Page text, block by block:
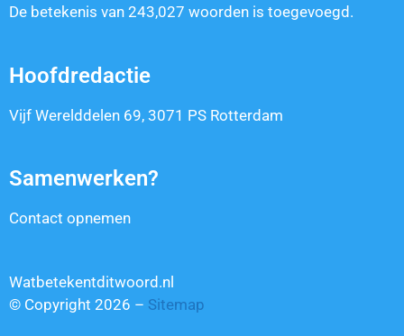
De betekenis van 243,027 woorden is toegevoegd.
Hoofdredactie
Vijf Werelddelen 69, 3071 PS Rotterdam
Samenwerken?
Contact opnemen
Watbetekentditwoord.nl
© Copyright 2026 – Sitemap